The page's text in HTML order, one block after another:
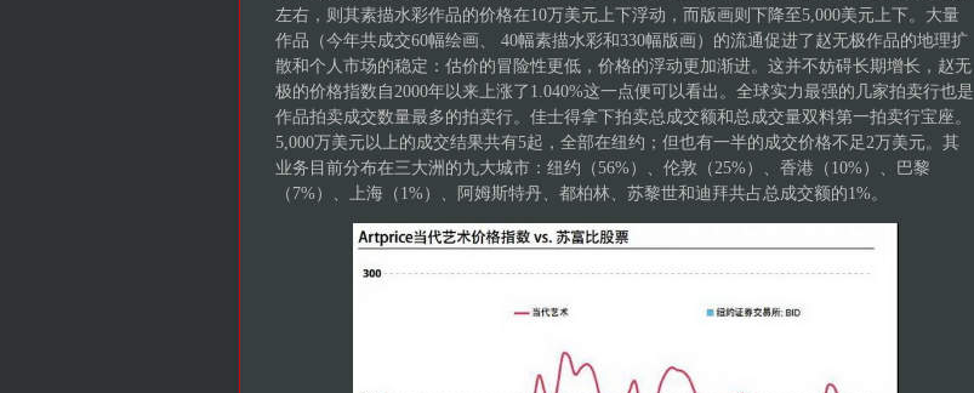
左右，则其素描水彩作品的价格在10万美元上下浮动，而版画则下降至5,000美元上下。大量
作品（今年共成交60幅绘画、 40幅素描水彩和330幅版画）的流通促进了赵无极作品的地理扩
散和个人市场的稳定：估价的冒险性更低，价格的浮动更加渐进。这并不妨碍长期增长，赵无
极的价格指数自2000年以来上涨了1.040%这一点便可以看出。全球实力最强的几家拍卖行也是
作品拍卖成交数量最多的拍卖行。佳士得拿下拍卖总成交额和总成交量双料第一拍卖行宝座。
5,000万美元以上的成交结果共有5起，全部在纽约；但也有一半的成交价格不足2万美元。其
业务目前分布在三大洲的九大城市：纽约（56%）、伦敦（25%）、香港（10%）、巴黎
（7%）、上海（1%）、阿姆斯特丹、都柏林、苏黎世和迪拜共占总成交额的1%。